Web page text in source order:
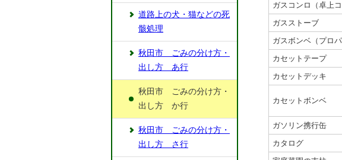
ガスコンロ（卓上コ
ガスストーブ
ガスボンベ（プロパ
カセットテープ
カセットデッキ
カセットボンベ
ガソリン携行缶
カタログ
道路上の犬・猫などの死
骸処理
秋田市 ごみの分け方・
出し方 あ行
秋田市 ごみの分け方・
出し方 か行
秋田市 ごみの分け方・
出し方 さ行